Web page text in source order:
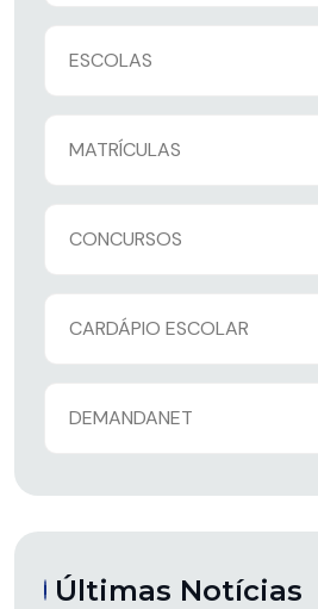
ESCOLAS
MATRÍCULAS
CONCURSOS
CARDÁPIO ESCOLAR
DEMANDANET
Últimas Notícias